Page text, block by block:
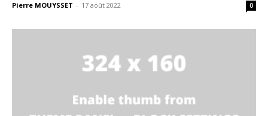
Pierre MOUYSSET - 17 août 2022 0